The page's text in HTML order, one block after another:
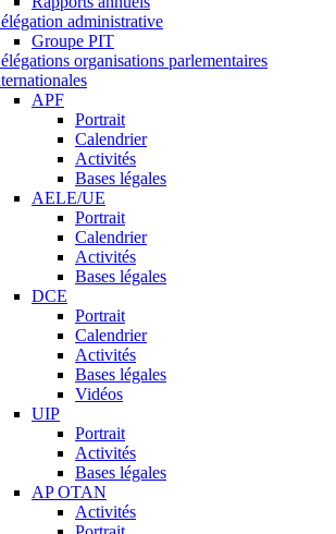
administrative
Groupe PIT
organisations parlementaires
APF
Portrait
Calendrier
Activités
Bases légales
AELE/UE
Portrait
Calendrier
Activités
Bases légales
DCE
Portrait
Calendrier
Activités
Bases légales
Vidéos
UIP
Portrait
Activités
Bases légales
AP OTAN
Activités